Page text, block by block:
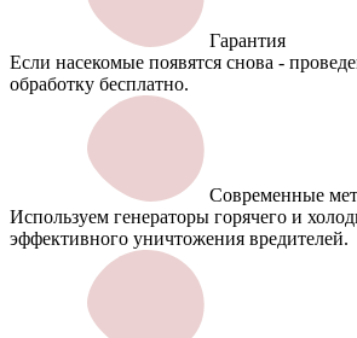
Гарантия
Если насекомые появятся снова -
обработку бесплатно.
Современные
Используем генераторы горячего и
эффективного уничтожения вредителей.